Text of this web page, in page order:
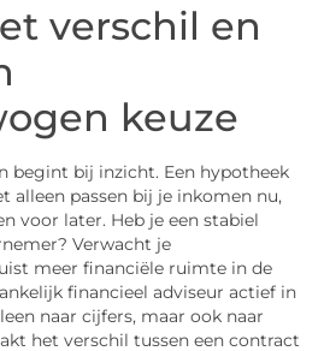
verschil en
keuze
begint bij inzicht. Een hypotheek
alleen passen bij je inkomen nu,
voor later. Heb je een stabiel
Verwacht je
meer financiële ruimte in de
financieel adviseur actief in
naar cijfers, maar ook naar
het verschil tussen een contract